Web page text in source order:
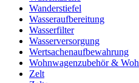
Wanderstiefel
Wasseraufbereitung
Wasserfilter
Wasserversorgung
Wertsachenaufbewahrung
Wohnwagenzubehör &
Zelt